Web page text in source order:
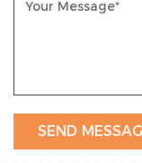
einer
einfacher